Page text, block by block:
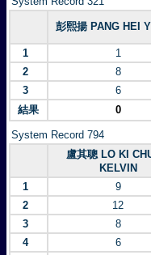
彭熙揚 PANG HEI
1
1
2
8
3
6
結果
0
System Record 794
盧其聰 LO KI
KELVIN
1 9
2
12
3
8
4
6